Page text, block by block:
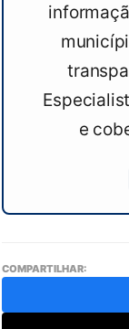
e
COMPARTILHAR: